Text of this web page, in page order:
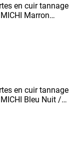
en cuir tannage
Marron
en cuir tannage
Bleu Nuit /